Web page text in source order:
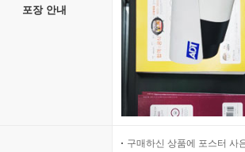
포장 안내
구매하신 상품에 포스터 사